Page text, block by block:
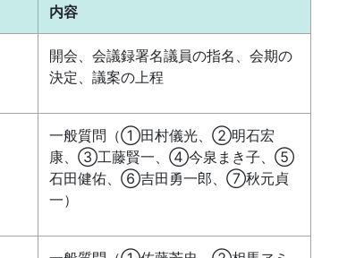
内容
開会、会議録署名議員の指名、会期の
決定、議案の上程
一般質問（①田村儀光、②明石宏
康、③工藤賢一、④今泉まき子、⑤
石田健佑、⑥吉田勇一郎、⑦秋元貞
一）